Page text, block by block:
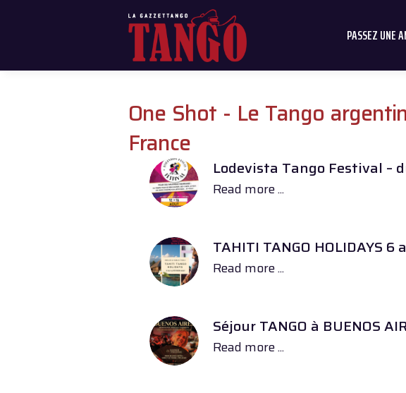
PASSEZ UNE
One Shot - Le Tango
France
Lodevista Tango Festival –
Read more ...
TAHITI TANGO HOLIDAYS 6
Read more ...
Séjour TANGO à BUENOS
Read more ...